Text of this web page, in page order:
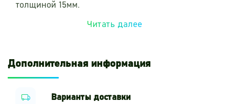
толщиной 15мм.
Читать далее
Дополнительная информация
Варианты доставки